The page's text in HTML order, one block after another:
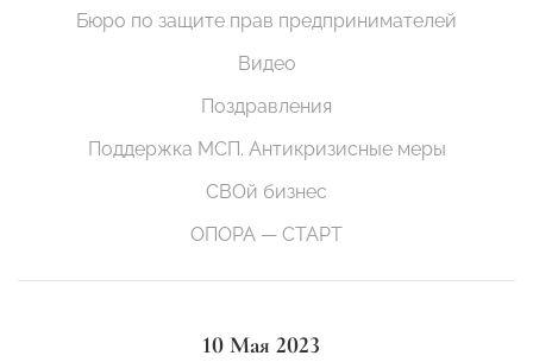
Бюро по защите прав предпринимателей
Видео
Поздравления
Поддержка МСП. Антикризисные меры
СВОй бизнес
ОПОРА — СТАРТ
10 Мая 2023